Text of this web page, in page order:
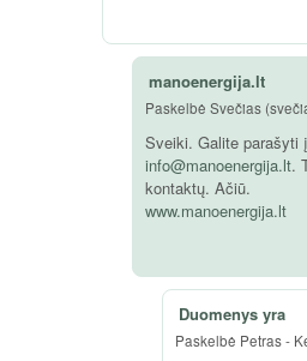
manoenergija.lt
Paskelbė Svečias
Sveiki. Galite parašyti
info@manoenergija.lt.
kontaktų. Ačiū.
www.manoenergija.lt
Duomenys yra
Paskelbė Petras-